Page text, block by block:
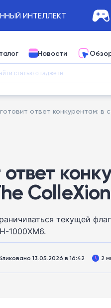
ИНТЕЛЛЕКТ
Новости
ответ конкурентам: в
ответ
ColleXion
текущей
1000XM6.
13.05.2026 в 16:42 2